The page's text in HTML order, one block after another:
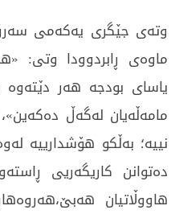
وتەی جێگری یەکەمی
ماوەی ڕابردوودا وتی:
یاسای بودجە هەر
مامەڵەیان لەگەڵ
نییە؛ بەڵکو هۆشدارییە
دەتوانن کاریگەریی
هاووڵاتیان